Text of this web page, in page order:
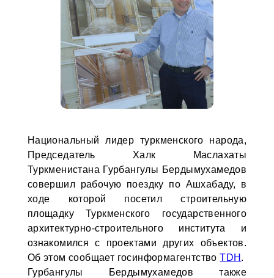
Национальный лидер туркменского народа,
Председатель Халк Маслахаты
Туркменистана Гурбангулы Бердымухамедов
совершил рабочую поездку по Ашхабаду, в
ходе которой посетил строительную
площадку Туркменского государственного
архитектурно-строительного института и
ознакомился с проектами других объектов.
Об этом сообщает госинформагентствоTDH .
Гурбангулы Бердымухамедов также